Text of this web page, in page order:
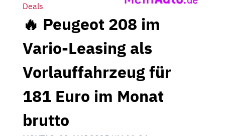
Deals
🔥 Peugeot 208 im
Vario-Leasing als
Vorlauffahrzeug für
181 Euro im Monat
brutto